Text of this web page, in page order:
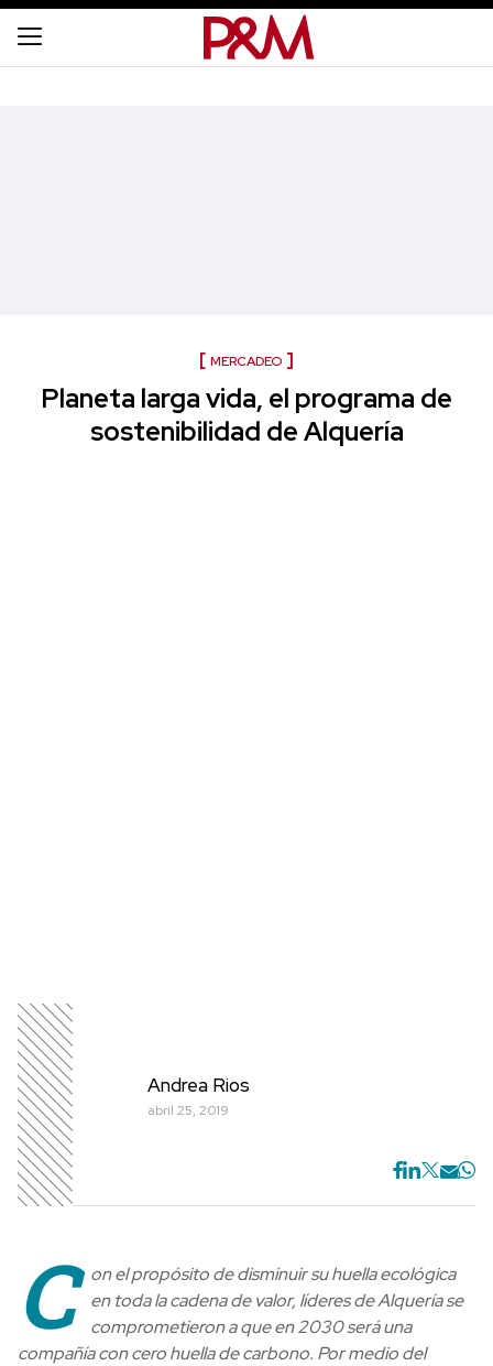
MERCADEO
Planeta larga vida, el programa de
sostenibilidad de Alquería
Andrea Rios
abril 25, 2019
C
on el propósito de disminuir su huella ecológica
en toda la cadena de valor, líderes de Alquería se
comprometieron a que en 2030 será una
compañía con cero huella de carbono. Por medio del